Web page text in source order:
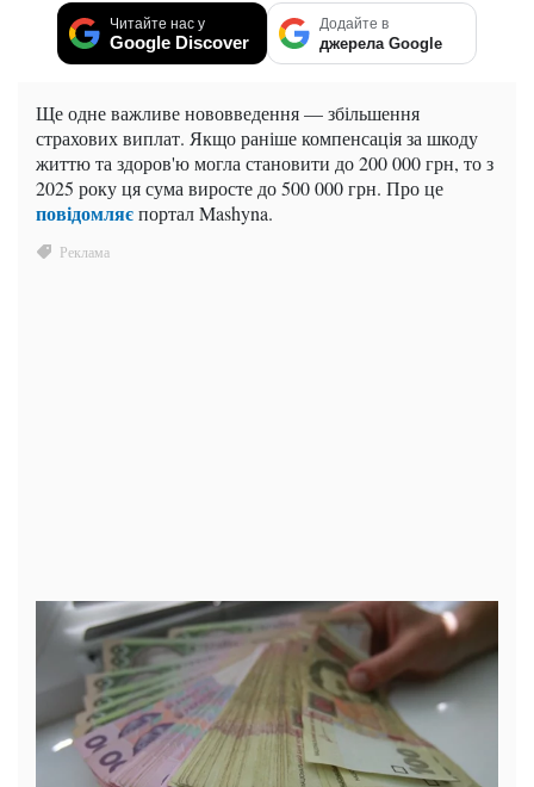
Читайте нас у
Google Discover
Додайте в
джерела Google
Ще одне важливе нововведення — збільшення
страхових виплат. Якщо раніше компенсація за шкоду
життю та здоров'ю могла становити до 200 000 грн, то з
2025 року ця сума виросте до 500 000 грн. Про це
повідомляєпортал Mashyna.